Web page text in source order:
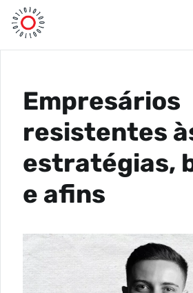
Empresários
resistentes
estratégias,
e afins